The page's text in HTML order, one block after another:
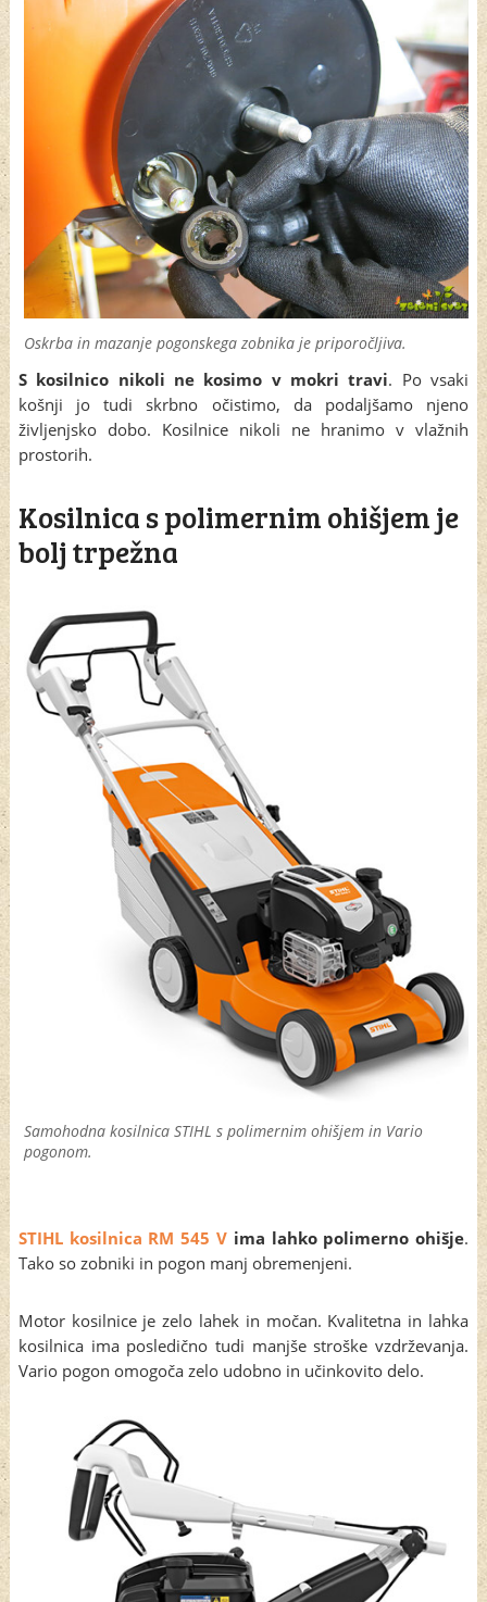
Oskrba in mazanje pogonskega zobnika je priporočljiva.
S kosilnico nikoli ne kosimo v mokri travi. Po vsaki
košnji jo tudi skrbno očistimo, da podaljšamo njeno
življenjsko dobo. Kosilnice nikoli ne hranimo v vlažnih
prostorih.
Kosilnica s polimernim ohišjem je
bolj trpežna
Samohodna kosilnica STIHL s polimernim ohišjem in Vario
pogonom.
STIHL kosilnica RM 545 Vima lahko polimerno ohišje.
Tako so zobniki in pogon manj obremenjeni.
Motor kosilnice je zelo lahek in močan. Kvalitetna in lahka
kosilnica ima posledično tudi manjše stroške vzdrževanja.
Vario pogon omogoča zelo udobno in učinkovito delo.